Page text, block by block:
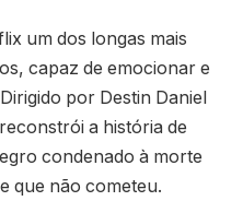
um dos longas mais
capaz de emocionar e
por Destin Daniel
a história de
condenado à morte
que não cometeu.